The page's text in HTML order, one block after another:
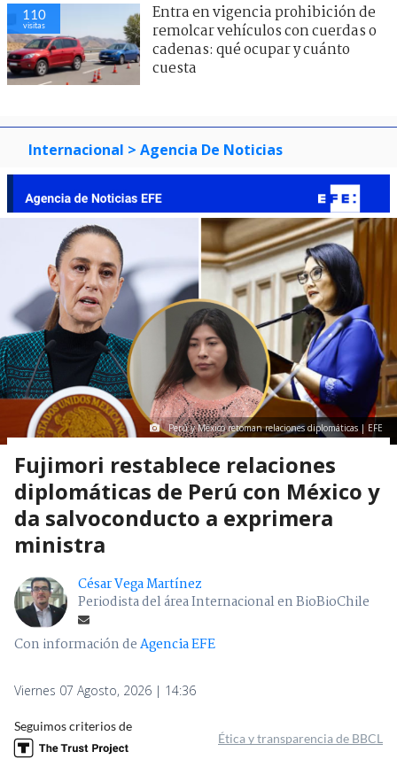
110
visitas
Entra en vigencia prohibición de
remolcar vehículos con cuerdas o
cadenas: qué ocupar y cuánto
cuesta
Internacional > Agencia De Noticias
Perú y México retoman relaciones diplomáticas | EFE
Fujimori restablece relaciones
diplomáticas de Perú con México y
da salvoconducto a exprimera
ministra
César Vega Martínez
Periodista del área Internacional en BioBioChile
Con información deAgencia EFE
Viernes 07 Agosto, 2026 | 14:36
Seguimos criterios de
Ética y transparencia de BBCL